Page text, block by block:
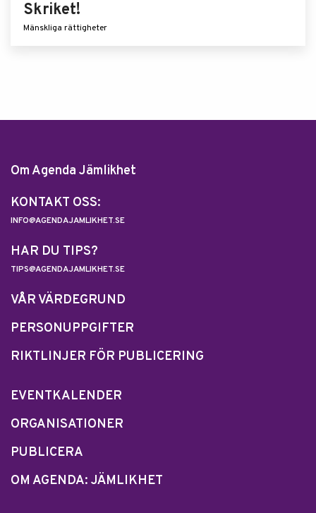
Skriket!
Mänskliga rättigheter
Om Agenda Jämlikhet
KONTAKT OSS:
INFO@AGENDAJAMLIKHET.SE
HAR DU TIPS?
TIPS@AGENDAJAMLIKHET.SE
VÅR VÄRDEGRUND
PERSONUPPGIFTER
RIKTLINJER FÖR PUBLICERING
EVENTKALENDER
ORGANISATIONER
PUBLICERA
OM AGENDA: JÄMLIKHET